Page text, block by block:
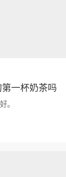
一杯奶茶吗
。